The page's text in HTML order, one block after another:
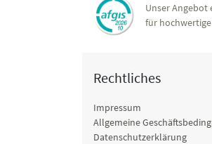
Unser Angebot
für
Rechtliches
Impressum
Allgemeine
Datenschutzerklärung